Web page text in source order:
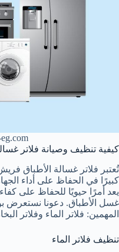
كيفية تنظيف وصيانة فلاتر
تُعتبر فلاتر غسالة الأطباق
كبيرًا في الحفاظ على أداء
يعد أمرًا حيويًا للحفاظ على
غسل الأطباق. دعونا نستعرض
المهمين: فلاتر الماء وفلاتر
تنظيف فلاتر الماء